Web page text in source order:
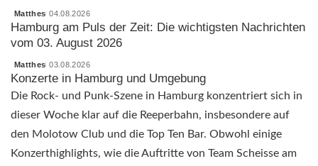
Posted
by
Matthes 04.08.2026
Hamburg am Puls der Zeit: Die wichtigsten Nachrichten
vom 03. August 2026
Posted
by
Matthes 03.08.2026
Konzerte in Hamburg und Umgebung
Die Rock- und Punk-Szene in Hamburg konzentriert sich in
dieser Woche klar auf die Reeperbahn, insbesondere auf
den Molotow Club und die Top Ten Bar. Obwohl einige
Konzerthighlights, wie die Auftritte von Team Scheisse am